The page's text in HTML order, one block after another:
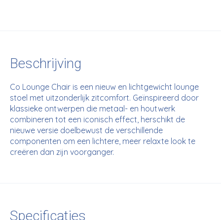
Beschrijving
Co Lounge Chair is een nieuw en lichtgewicht lounge
stoel met uitzonderlijk zitcomfort. Geïnspireerd door
klassieke ontwerpen die metaal- en houtwerk
combineren tot een iconisch effect, herschikt de
nieuwe versie doelbewust de verschillende
componenten om een ​​lichtere, meer relaxte look te
creëren dan zijn voorganger.